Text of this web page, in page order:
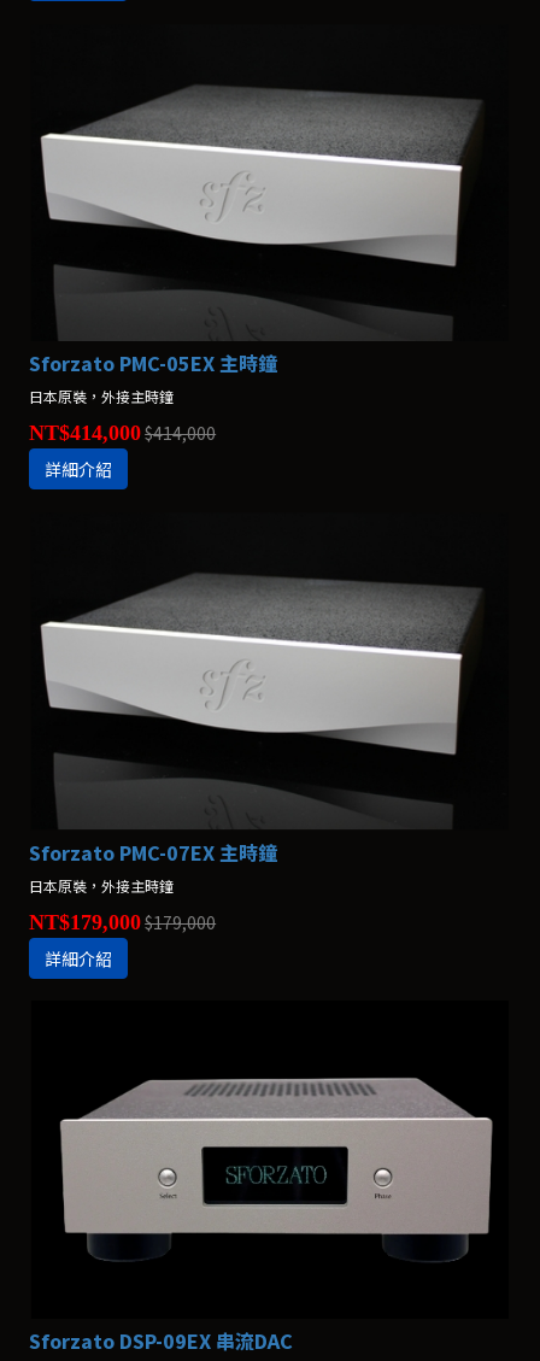
Sforzato PMC-05EX 主時鐘
日本原裝，外接主時鐘
NT$414,000$414,000
詳細介紹
Sforzato PMC-07EX 主時鐘
日本原裝，外接主時鐘
NT$179,000$179,000
詳細介紹
Sforzato DSP-09EX 串流DAC